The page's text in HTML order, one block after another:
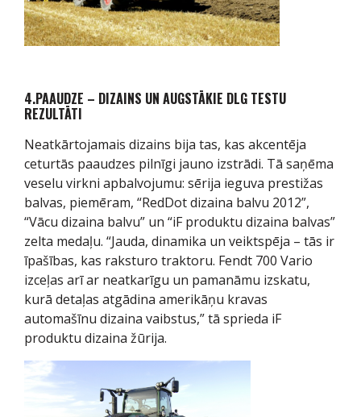
4.PAAUDZE – DIZAINS UN AUGSTĀKIE DLG TESTU
REZULTĀTI
Neatkārtojamais dizains bija tas, kas akcentēja
ceturtās paaudzes pilnīgi jauno izstrādi. Tā saņēma
veselu virkni apbalvojumu: sērija ieguva prestižas
balvas, piemēram, “RedDot dizaina balvu 2012”,
“Vācu dizaina balvu” un “iF produktu dizaina balvas”
zelta medaļu. “Jauda, dinamika un veiktspēja – tās ir
īpašības, kas raksturo traktoru. Fendt 700 Vario
izceļas arī ar neatkarīgu un pamanāmu izskatu,
kurā detaļas atgādina amerikāņu kravas
automašīnu dizaina vaibstus,” tā sprieda iF
produktu dizaina žūrija.